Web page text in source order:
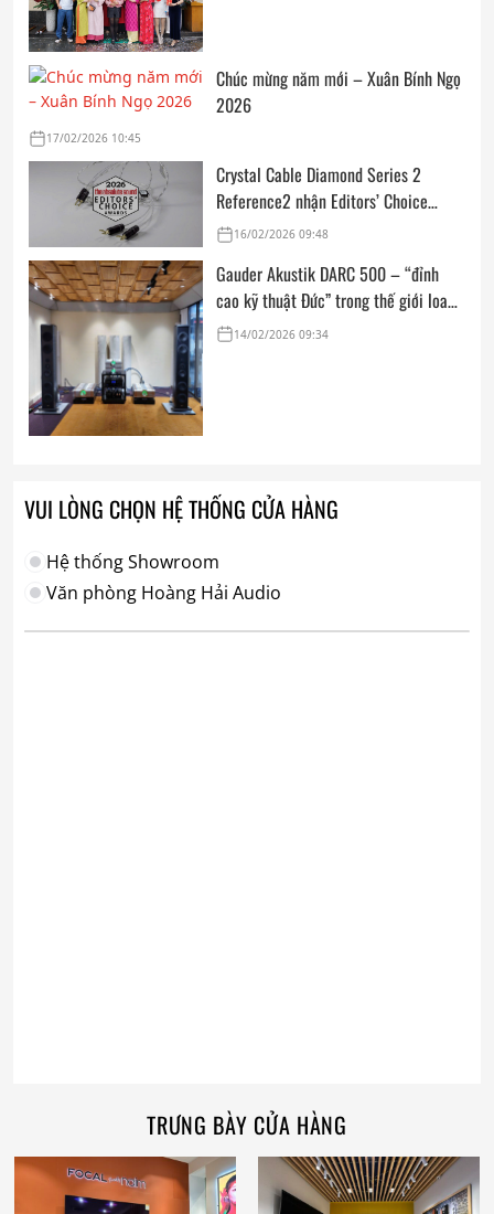
Chúc mừng năm mới – Xuân Bính Ngọ
2026
17/02/2026 10:45
Crystal Cable Diamond Series 2
Reference2 nhận Editors’ Choice
Award: Dedicated Audio 2026 từ The
16/02/2026 09:48
Gauder Akustik DARC 500 – “đỉnh
cao kỹ thuật Đức” trong thế giới loa
hi-end tham chiếu
14/02/2026 09:34
VUI LÒNG CHỌN HỆ THỐNG CỬA HÀNG
Hệ thống Showroom
Văn phòng Hoàng Hải Audio
TRƯNG BÀY CỬA HÀNG